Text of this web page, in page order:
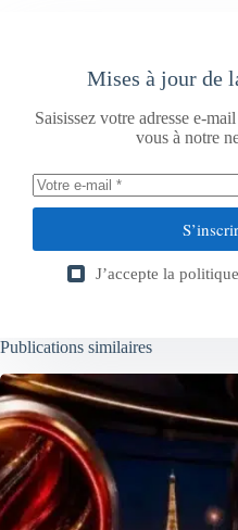
Mises à jour de
Saisissez votre adresse e-
vous à notre
J’accepte la
Publications similaires